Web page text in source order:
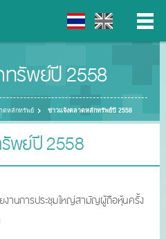
ทรัพย์ปี 2558
ดหลักทรัพย์ ข่าวแจ้งตลาดหลักทรัพย์ปี 2558
พย์ปี 2558
งานการประชุมใหญ่สามัญผู้ถือหุ้นครั้ง